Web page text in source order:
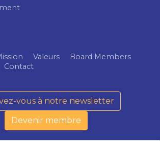
Valeurs
Board Members
Contact
vous à notre newsletter
Devenir membre